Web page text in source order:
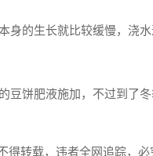
身的生长就比较缓慢，浇
豆饼肥液施加，不过到了冬
得转载，违者全网追踪，必